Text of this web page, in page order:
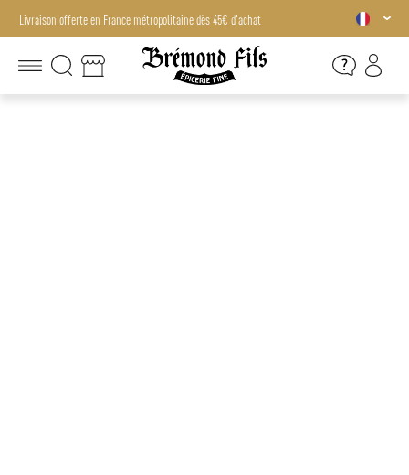
Livraison offerte en France métropolitaine dès 45€ d'achat
Livraison offerte en France métropolitaine dès 45€ d'achat